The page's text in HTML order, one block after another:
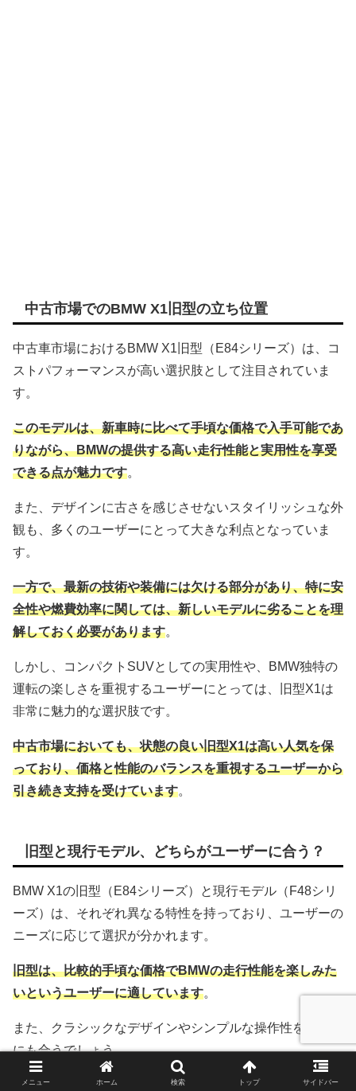
中古市場でのBMW X1旧型の立ち位置
中古車市場におけるBMW X1旧型（E84シリーズ）は、コ
ストパフォーマンスが高い選択肢として注目されていま
す。
このモデルは、新車時に比べて手頃な価格で入手可能であ
りながら、BMWの提供する高い走行性能と実用性を享受
できる点が魅力です。
また、デザインに古さを感じさせないスタイリッシュな外
観も、多くのユーザーにとって大きな利点となっていま
す。
一方で、最新の技術や装備には欠ける部分があり、特に安
全性や燃費効率に関しては、新しいモデルに劣ることを理
解しておく必要があります。
しかし、コンパクトSUVとしての実用性や、BMW独特の
運転の楽しさを重視するユーザーにとっては、旧型X1は
非常に魅力的な選択肢です。
中古市場においても、状態の良い旧型X1は高い人気を保
っており、価格と性能のバランスを重視するユーザーから
引き続き支持を受けています。
旧型と現行モデル、どちらがユーザーに合う？
BMW X1の旧型（E84シリーズ）と現行モデル（F48シリ
ーズ）は、それぞれ異なる特性を持っており、ユーザーの
ニーズに応じて選択が分かれます。
旧型は、比較的手頃な価格でBMWの走行性能を楽しみた
いというユーザーに適しています。
また、クラシックなデザインやシンプルな操作性を好む方
にも合うでしょう。
一方、現行モデルは最新の安全技術やコネクテッドサービ
メニュー ホーム 検索 トップ サイドバー